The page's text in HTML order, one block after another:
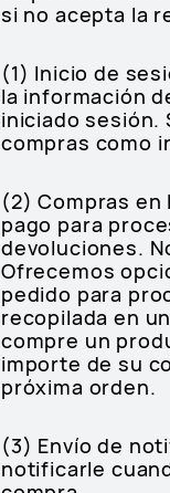
si no acepta la
(1) Inicio de
la información
iniciado sesión.
compras como
(2) Compras
pago para
devoluciones.
Ofrecemos
pedido para
recopilada en
compre un
importe de su
próxima orden.
(3) Envío de
notificarle